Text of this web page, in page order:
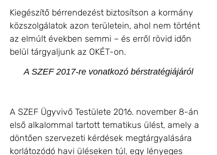
Kiegészítő bérrendezést biztosítson a kormány
közszolgálatok azon területein, ahol nem történt
az elmúlt években semmi – és erről rövid időn
belül tárgyaljunk az OKÉT-on.
A SZEF 2017-re vonatkozó bérstratégiájáról
A SZEF Ügyvivő Testülete 2016. november 8-án
első alkalommal tartott tematikus ülést, amely a
döntően szervezeti kérdések megtárgyalására
korlátozódó havi üléseken túl, egy lényeges